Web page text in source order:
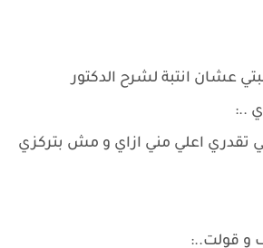
عشان انتبة لشرح الدكتور
..:
تقدري اعلي مني ازاي و مش بتركزي
و قولت..: